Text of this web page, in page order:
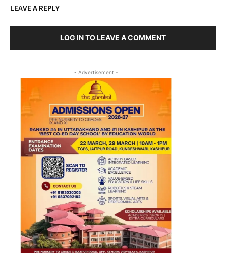
LEAVE A REPLY
LOG IN TO LEAVE A COMMENT
- Advertisement -